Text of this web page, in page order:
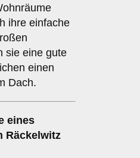
ihre einfache
sie eine gute
einen
Dach.
eines
Räckelwitz